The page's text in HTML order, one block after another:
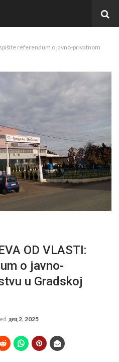
referendum o javno-privatnom
OD VLASTI:
o javno-
u Gradskoj
дец 2, 2025